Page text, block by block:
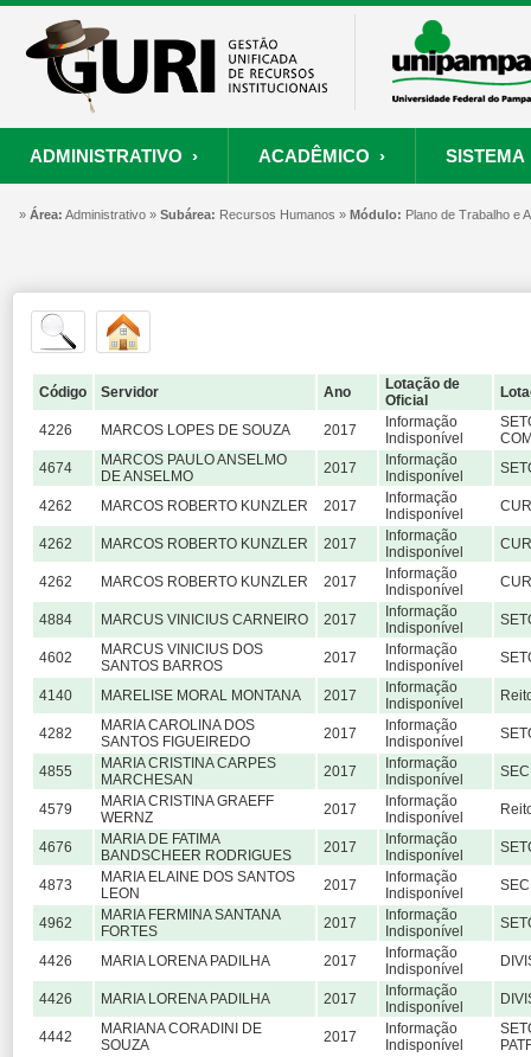
ADMINISTRATIVO ›
ORÇAMENTO E FINANÇAS RECURSOS HUMANOS PROCESSOS
Convênios
Consultar Convênios
ACADÊMICO ›
PROCESSO SELETIVO PROJETOS
Processo Seletivo
Nova Inscrição
Autenticar Documento
SISTEMA
SISTEMA
Painel de Suporte
Resgatar Senha
» Área: Administrativo » Subárea: Recursos Humanos » Módulo: Plano de Trabalho e
Código Servidor Ano
Lotação de
Oficial
4226 MARCOS LOPES DE SOUZA 2017
Informação
Indisponível
4674
MARCOS PAULO ANSELMO
DE ANSELMO
2017
Informação
Indisponível
4262 MARCOS ROBERTO KUNZLER 2017
Informação
Indisponível
4262 MARCOS ROBERTO KUNZLER 2017
Informação
Indisponível
4262 MARCOS ROBERTO KUNZLER 2017
Informação
Indisponível
4884 MARCUS VINICIUS CARNEIRO 2017
Informação
Indisponível
4602
MARCUS VINICIUS DOS
SANTOS BARROS
2017
Informação
Indisponível
4140 MARELISE MORAL MONTANA 2017
Informação
Indisponível
4282
MARIA CAROLINA DOS
SANTOS FIGUEIREDO
2017
Informação
Indisponível
4855
MARIA CRISTINA CARPES
MARCHESAN
2017
Informação
Indisponível
4579
MARIA CRISTINA GRAEFF
WERNZ
2017
Informação
Indisponível
4676
MARIA DE FATIMA
BANDSCHEER RODRIGUES
2017
Informação
Indisponível
4873
MARIA ELAINE DOS SANTOS
LEON
2017
Informação
Indisponível
4962
MARIA FERMINA SANTANA
FORTES
2017
Informação
Indisponível
4426 MARIA LORENA PADILHA 2017
Informação
Indisponível
4426 MARIA LORENA PADILHA 2017
Informação
Indisponível
4442
MARIANA CORADINI DE
SOUZA
2017
Informação
Indisponível